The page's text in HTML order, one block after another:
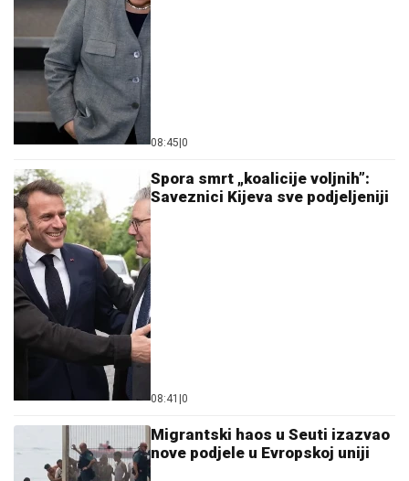
08:45 0
Spora smrt „koalicije voljnih”:
Saveznici Kijeva sve podjeljeniji
08:41 0
Migrantski haos u Seuti izazvao
nove podjele u Evropskoj uniji